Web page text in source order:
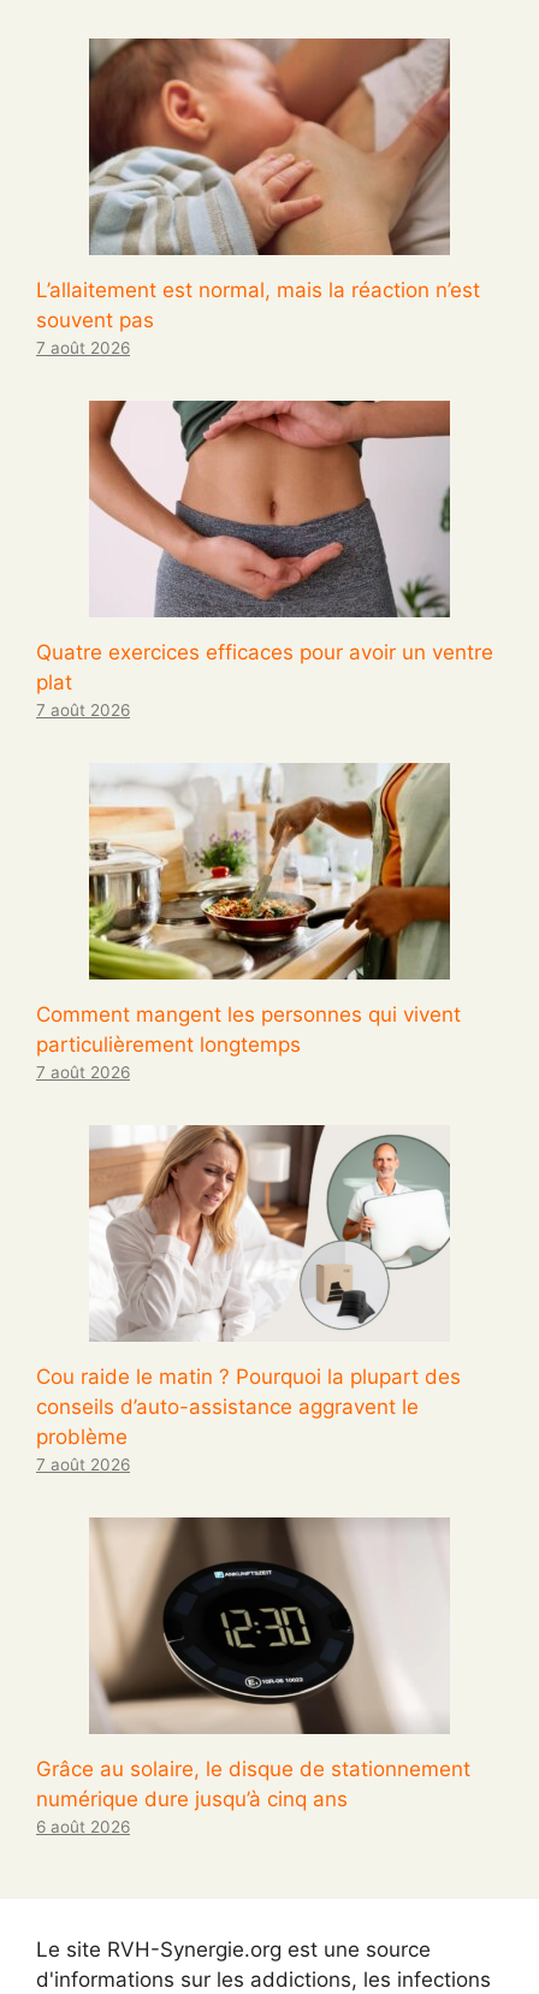
L’allaitement est normal, mais la réaction n’est
souvent pas
7 août 2026
Quatre exercices efficaces pour avoir un ventre
plat
7 août 2026
Comment mangent les personnes qui vivent
particulièrement longtemps
7 août 2026
Cou raide le matin ? Pourquoi la plupart des
conseils d’auto-assistance aggravent le
problème
7 août 2026
Grâce au solaire, le disque de stationnement
numérique dure jusqu’à cinq ans
6 août 2026
Le site RVH-Synergie.org est une source
d'informations sur les addictions, les infections